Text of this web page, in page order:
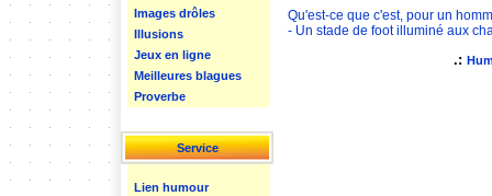
Images drôles
Illusions
Jeux en ligne
Meilleures blagues
Proverbe
Service
Lien humour
Qu'est-ce que c'est, pour un
- Un stade de foot illuminé aux
.: